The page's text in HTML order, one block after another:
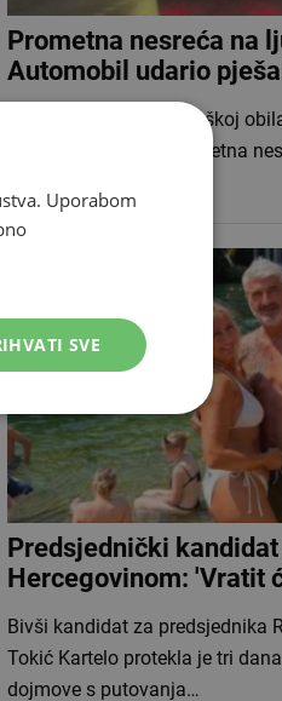
Prometna nesreća na
Automobil udario
Oko 20:10 sati na ljubuškoj
Sport, dogodila se prometna
Predsjednički
Hercegovinom: 'Vratit
Bivši kandidat za predsjednika
Tokić Kartelo protekla je tri
dojmove s putovanja…
Uporabom
SVE